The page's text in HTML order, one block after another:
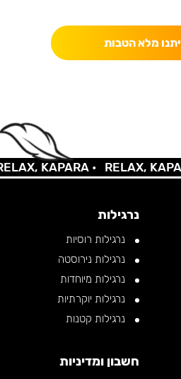
מלא הטבות
KAPARA • RELAX,
נרגילות
נרגילות רוסיות
נרגילות נירוסטה
נרגילות מיוחדות
נרגילות יוקרתיות
נרגילות קטנות
חשבון ומדיניות